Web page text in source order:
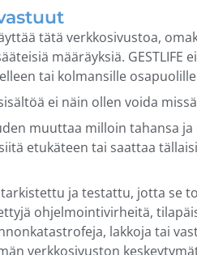
tätä verkkosivustoa,
määräyksiä.
tai kolmansille
ei näin ollen voida
muuttaa milloin tahansa
etukäteen tai saattaa
ja testattu, jotta se
ohjelmointivirheitä,
lakkoja tai
verkkosivuston